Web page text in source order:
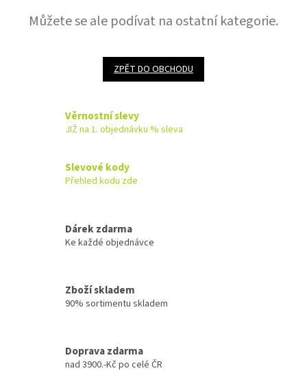
Můžete se ale podívat na ostatní kategorie.
ZPĚT DO OBCHODU
Věrnostní slevy
JIŽ na 1. objednávku % sleva
Slevové kody
Přehled kodu zde
Dárek zdarma
Ke každé objednávce
Zboží skladem
90% sortimentu skladem
Doprava zdarma
nad 3900.-Kč po celé ČR